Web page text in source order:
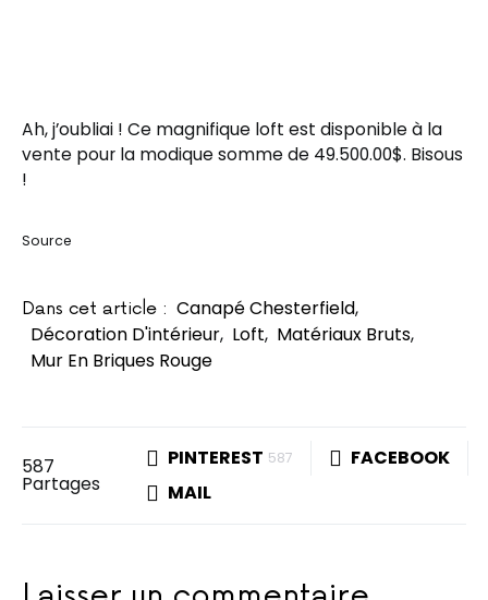
Ah, j’oubliai ! Ce magnifique loft est disponible à la
vente pour la modique somme de 49.500.00$. Bisous
!
Source
Dans cet article : Canapé Chesterfield,
Décoration D'intérieur, Loft, Matériaux Bruts,
Mur En Briques Rouge
587
Partages
PINTEREST 587
FACEBOOK
MAIL